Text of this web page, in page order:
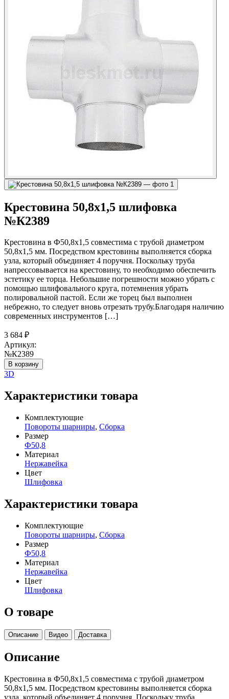
Крестовина 50,8х1,5 шлифовка
№К2389
Крестовина в Ф50,8х1,5 совместима с трубой диаметром
50,8х1,5 мм. Посредством крестовины выполняется сборка
узла, который объединяет 4 поручня. Поскольку труба
напрессовывается на крестовину, то необходимо обеспечить
эстетику ее торца. Небольшие погрешности можно убрать с
помощью шлифовального круга, потемнения убрать
полировальной пастой. Если же торец был выполнен
небрежно, то следует вновь отрезать трубу.Благодаря наличию
современных инструментов […]
3 684 ₽
Артикул:
№К2389
В корзину
3D
Характеристики товара
Комплектующие
Повороты шарниры, Сборка
Размер
Ф50,8
Материал
Нержавейка
Цвет
Шлифовка
Характеристики товара
Комплектующие
Повороты шарниры, Сборка
Размер
Ф50,8
Материал
Нержавейка
Цвет
Шлифовка
О товаре
Описание Видео Доставка
Описание
Крестовина в Ф50,8х1,5 совместима с трубой диаметром
50,8х1,5 мм. Посредством крестовины выполняется сборка
узла, который объединяет 4 поручня. Поскольку труба